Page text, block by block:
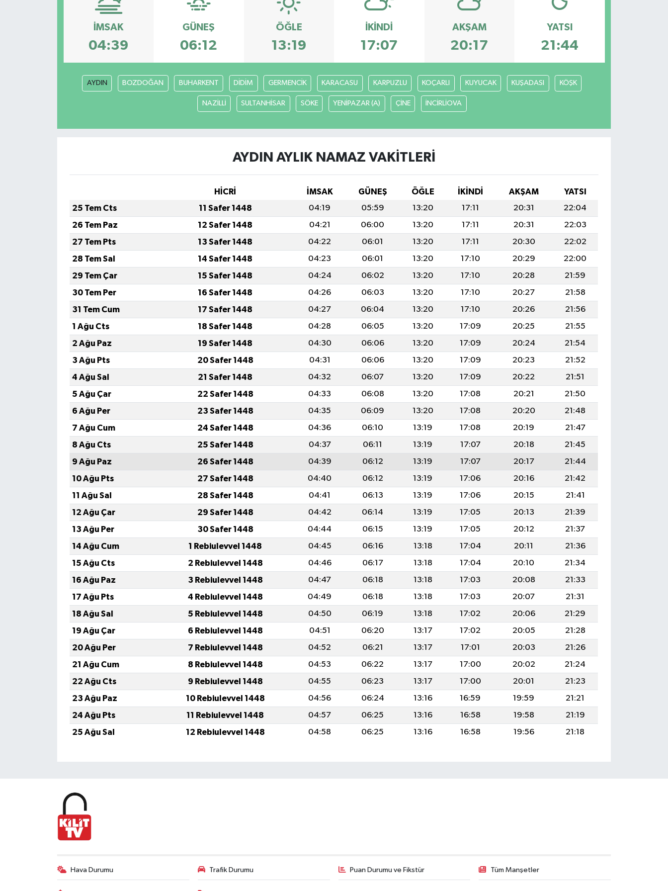
İMSAK
04:39
GÜNEŞ
06:12
ÖĞLE
13:19
İKINDI
17:07
AKŞAM
20:17
YATSI
21:44
AYDIN BOZDOĞAN BUHARKENT DİDİM GERMENCİK KARACASU KARPUZLU KOÇARLI KUYUCAK KUŞADASI KÖŞK
NAZİLLİ SULTANHİSAR SÖKE YENİPAZAR (A) ÇİNE İNCİRLİOVA
AYDIN AYLIK NAMAZ VAKITLERI
HİCRİ İMSAK GÜNEŞ ÖĞLE İKINDI AKŞAM
YATSI
25 Tem Cts
11 Safer 1448 04:19 05:59 13:20 17:11 20:31
22:04
26 Tem Paz
12 Safer 1448 04:21 06:00 13:20 17:11 20:31
22:03
27 Tem Pts
13 Safer 1448 04:22 06:01 13:20 17:11 20:30
22:02
28 Tem Sal
14 Safer 1448 04:23 06:01 13:20 17:10 20:29
22:00
29 Tem Çar
15 Safer 1448 04:24 06:02 13:20 17:10 20:28
21:59
30 Tem Per
16 Safer 1448 04:26 06:03 13:20 17:10 20:27
21:58
31 Tem Cum
17 Safer 1448 04:27 06:04 13:20 17:10 20:26
21:56
1 Ağu Cts
18 Safer 1448 04:28 06:05 13:20 17:09 20:25
21:55
2 Ağu Paz
19 Safer 1448 04:30 06:06 13:20 17:09 20:24
21:54
3 Ağu Pts
20 Safer 1448 04:31 06:06 13:20 17:09 20:23
21:52
4 Ağu Sal
21 Safer 1448 04:32 06:07 13:20 17:09 20:22
21:51
5 Ağu Çar
22 Safer 1448 04:33 06:08 13:20 17:08 20:21
21:50
6 Ağu Per
23 Safer 1448 04:35 06:09 13:20 17:08 20:20
21:48
7 Ağu Cum
24 Safer 1448 04:36 06:10 13:19 17:08 20:19
21:47
8 Ağu Cts
25 Safer 1448 04:37 06:11 13:19 17:07 20:18
21:45
9 Ağu Paz
26 Safer 1448 04:39 06:12 13:19 17:07 20:17
21:44
10 Ağu Pts
27 Safer 1448 04:40 06:12 13:19 17:06 20:16
21:42
11 Ağu Sal
28 Safer 1448 04:41 06:13 13:19 17:06 20:15
21:41
12 Ağu Çar
29 Safer 1448 04:42 06:14 13:19 17:05 20:13
21:39
13 Ağu Per
30 Safer 1448 04:44 06:15 13:19 17:05 20:12
21:37
14 Ağu Cum
1 Rebiulevvel 1448 04:45 06:16 13:18 17:04 20:11
21:36
15 Ağu Cts
2 Rebiulevvel 1448 04:46 06:17 13:18 17:04 20:10
21:34
16 Ağu Paz
3 Rebiulevvel 1448 04:47 06:18 13:18 17:03 20:08
21:33
17 Ağu Pts
4 Rebiulevvel 1448 04:49 06:18 13:18 17:03 20:07
21:31
18 Ağu Sal
5 Rebiulevvel 1448 04:50 06:19 13:18 17:02 20:06
21:29
19 Ağu Çar
6 Rebiulevvel 1448 04:51 06:20 13:17 17:02 20:05
21:28
20 Ağu Per
7 Rebiulevvel 1448 04:52 06:21 13:17 17:01 20:03
21:26
21 Ağu Cum
8 Rebiulevvel 1448 04:53 06:22 13:17 17:00 20:02
21:24
22 Ağu Cts
9 Rebiulevvel 1448 04:55 06:23 13:17 17:00 20:01
21:23
23 Ağu Paz
10 Rebiulevvel 1448 04:56 06:24 13:16 16:59 19:59
21:21
24 Ağu Pts
11 Rebiulevvel 1448 04:57 06:25 13:16 16:58 19:58
21:19
25 Ağu Sal
12 Rebiulevvel 1448 04:58 06:25 13:16 16:58 19:56 21:18
Hava Durumu Trafik Durumu Puan Durumu ve Fikstür Tüm Manşetler